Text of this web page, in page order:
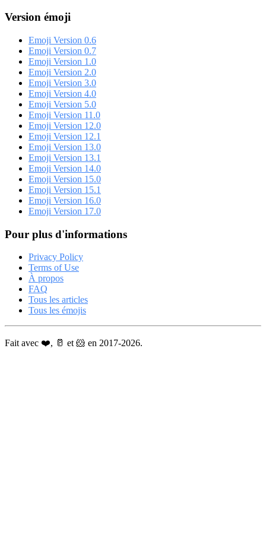
Version émoji
Emoji Version 0.6
Emoji Version 0.7
Emoji Version 1.0
Emoji Version 2.0
Emoji Version 3.0
Emoji Version 4.0
Emoji Version 5.0
Emoji Version 11.0
Emoji Version 12.0
Emoji Version 12.1
Emoji Version 13.0
Emoji Version 13.1
Emoji Version 14.0
Emoji Version 15.0
Emoji Version 15.1
Emoji Version 16.0
Emoji Version 17.0
Pour plus d'informations
Privacy Policy
Terms of Use
À propos
FAQ
Tous les articles
Tous les émojis
Fait avec ❤️, 🥛 et 🐹 en 2017-2026.